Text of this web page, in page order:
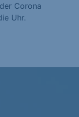
Corona
Uhr.